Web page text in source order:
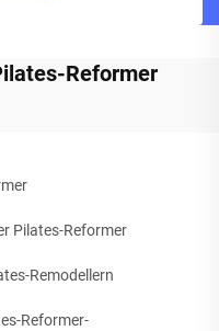
Reformer
Pilates-Reformer
Remodellern
Reformer-